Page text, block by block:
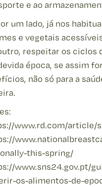
e ao
um lado, já nos
e vegetais
respeitar os ciclos
época, se assim
não só para a
www.rd.com/article/
this-spring/
www.sns24.gov.pt/
os-alimentos-de-